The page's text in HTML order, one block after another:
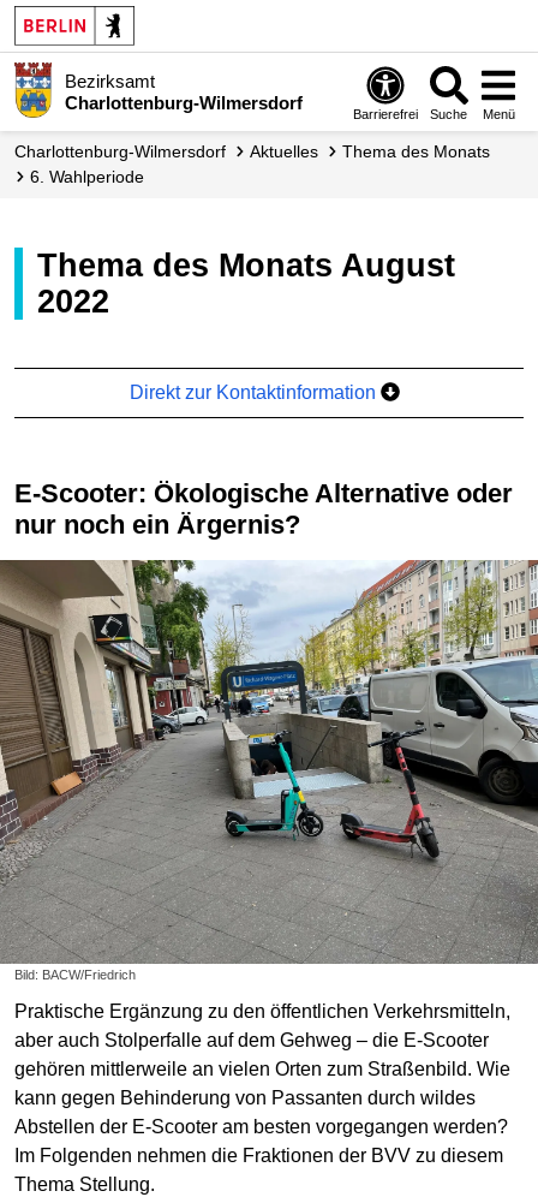
Bezirksamt
Charlottenburg-Wilmersdorf
Barrierefrei Suche Menü
Charlottenburg-Wilmersdorf Aktuelles
Thema des Monats
6. Wahlperiode
Thema des Monats August
2022
Direkt zur Kontaktinformation
Bild: BACW/Friedrich
E-Scooter: Ökologische Alternative oder
nur noch ein Ärgernis?
Praktische Ergänzung zu den öffentlichen Verkehrsmitteln,
aber auch Stolperfalle auf dem Gehweg – die E-Scooter
gehören mittlerweile an vielen Orten zum Straßenbild. Wie
kann gegen Behinderung von Passanten durch wildes
Abstellen der E-Scooter am besten vorgegangen werden?
Im Folgenden nehmen die Fraktionen der BVV zu diesem
Thema Stellung.